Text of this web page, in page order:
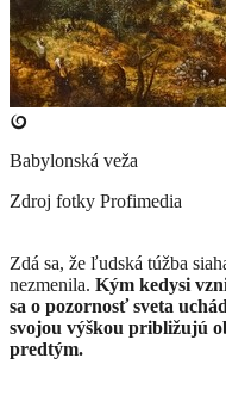
Babylonská veža
Zdroj fotky Profimedia
Zdá sa, že ľudská túžba
nezmenila. Kým kedysi
sa o pozornosť sveta
svojou výškou približujú
predtým.